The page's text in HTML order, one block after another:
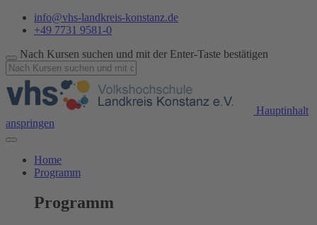
info@vhs-landkreis-konstanz.de
+49 7731 9581-0
Nach Kursen suchen und mit der Enter-Taste bestätigen
Hauptinhalt
anspringen
Home
Programm
Programm